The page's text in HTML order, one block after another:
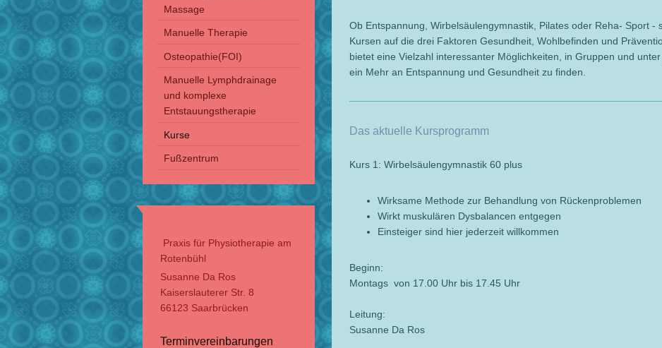
Ob Entspannung, Wirbelsäulengymnastik, Pilates oder Reha- Sport -
Kursen auf die drei Faktoren Gesundheit, Wohlbefinden und
bietet eine Vielzahl interessanter Möglichkeiten, in Gruppen und
ein Mehr an Entspannung und Gesundheit zu finden.
Das aktuelle Kursprogramm
Kurs 1: Wirbelsäulengymnastik 60 plus
Wirksame Methode zur Behandlung von Rückenproblemen
Wirkt muskulären Dysbalancen entgegen
Einsteiger sind hier jederzeit willkommen
Beginn:
Montags von 17.00 Uhr bis 17.45 Uhr
Leitung:
Susanne Da Ros
Massage
Manuelle Therapie
Osteopathie(FOI)
Manuelle Lymphdrainage
und komplexe
Entstauungstherapie
Kurse
Fußzentrum
Praxis für Physiotherapie am
Rotenbühl
Susanne Da Ros
Kaiserslauterer Str. 8
66123 Saarbrücken
Terminvereinbarungen